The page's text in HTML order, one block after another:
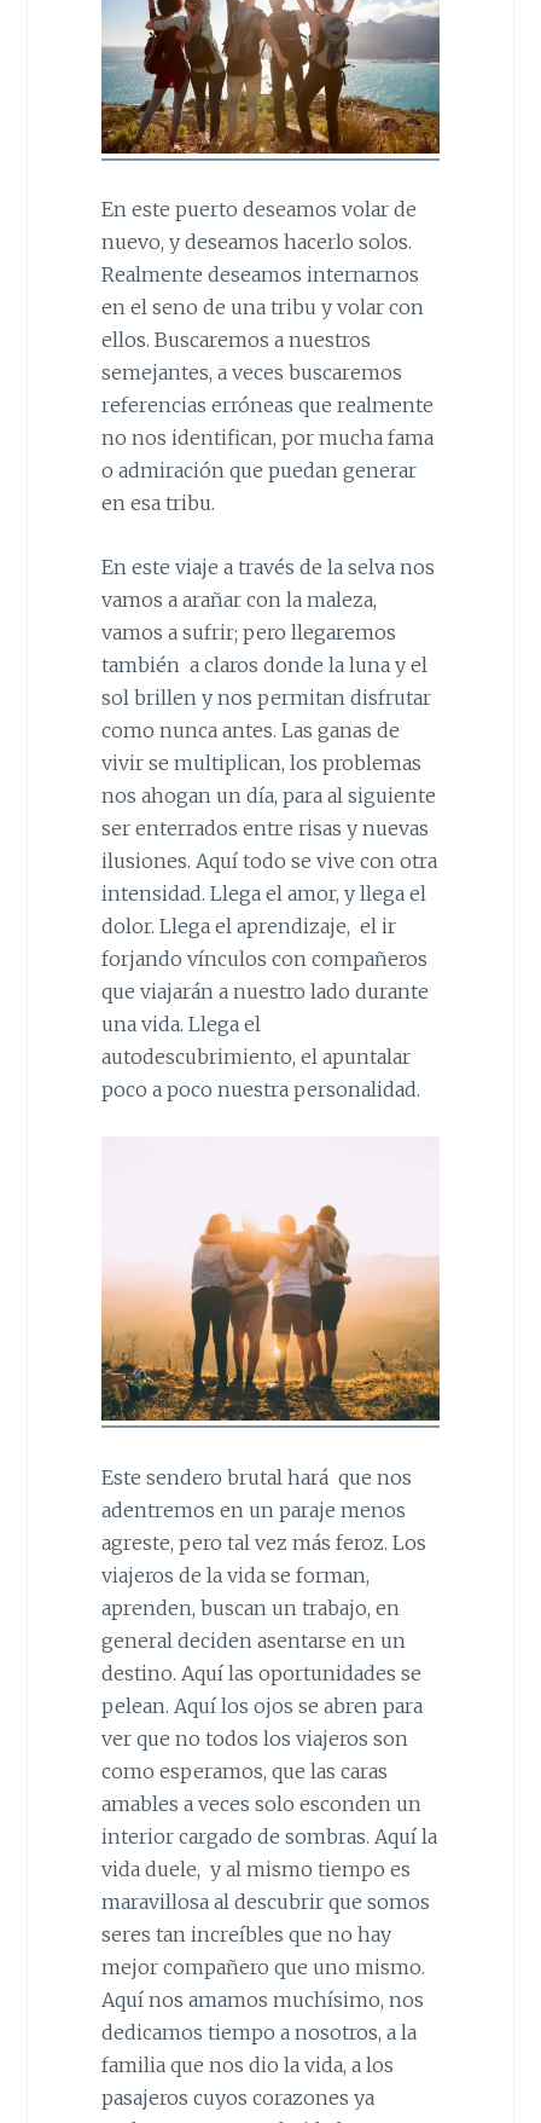
En este puerto deseamos volar de
nuevo, y deseamos hacerlo solos.
Realmente deseamos internarnos
en el seno de una tribu y volar con
ellos. Buscaremos a nuestros
semejantes, a veces buscaremos
referencias erróneas que realmente
no nos identifican, por mucha fama
o admiración que puedan generar
en esa tribu.
En este viaje a través de la selva nos
vamos a arañar con la maleza,
vamos a sufrir; pero llegaremos
también a claros donde la luna y el
sol brillen y nos permitan disfrutar
como nunca antes. Las ganas de
vivir se multiplican, los problemas
nos ahogan un día, para al siguiente
ser enterrados entre risas y nuevas
ilusiones. Aquí todo se vive con otra
intensidad. Llega el amor, y llega el
dolor. Llega el aprendizaje, el ir
forjando vínculos con compañeros
que viajarán a nuestro lado durante
una vida. Llega el
autodescubrimiento, el apuntalar
poco a poco nuestra personalidad.
Este sendero brutal hará que nos
adentremos en un paraje menos
agreste, pero tal vez más feroz. Los
viajeros de la vida se forman,
aprenden, buscan un trabajo, en
general deciden asentarse en un
destino. Aquí las oportunidades se
pelean. Aquí los ojos se abren para
ver que no todos los viajeros son
como esperamos, que las caras
amables a veces solo esconden un
interior cargado de sombras. Aquí la
vida duele, y al mismo tiempo es
maravillosa al descubrir que somos
seres tan increíbles que no hay
mejor compañero que uno mismo.
Aquí nos amamos muchísimo, nos
dedicamos tiempo a nosotros, a la
familia que nos dio la vida, a los
pasajeros cuyos corazones ya